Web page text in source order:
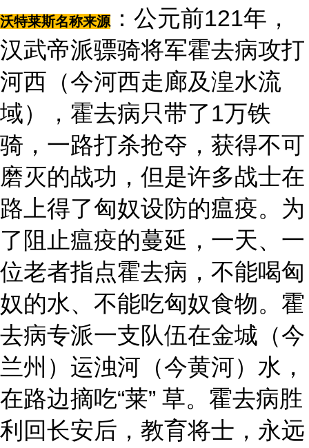
沃特莱斯名称来源
：公元前121年，
汉武帝派骠骑将军霍去病攻打
河西（今河西走廊及湟水流
域），霍去病只带了1万铁
骑，一路打杀抢夺，获得不可
磨灭的战功，但是许多战士在
路上得了匈奴设防的瘟疫。为
了阻止瘟疫的蔓延，一天、一
位老者指点霍去病，不能喝匈
奴的水、不能吃匈奴食物。霍
去病专派一支队伍在金城（今
兰州）运浊河（今黄河）水，
在路边摘吃“莱” 草。霍去病胜
利回长安后，教育将士，永远